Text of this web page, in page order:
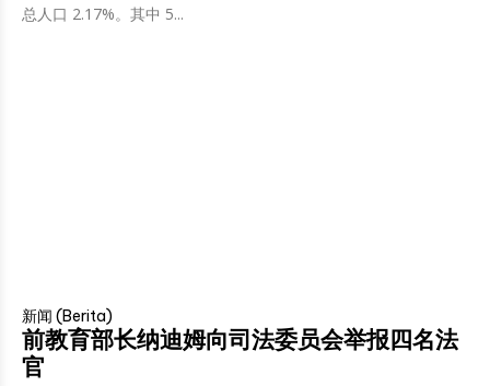
总人口 2.17%。其中 5...
新闻 (Berita)
前教育部长纳迪姆向司法委员会举报四名法
官